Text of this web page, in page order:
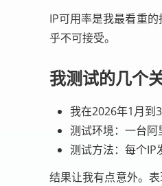
IP可用率是我最看重
乎不可接受。
我测试的几个
我在2026年1月到
测试环境：一台阿
测试方法：每个IP
结果让我有点意外。